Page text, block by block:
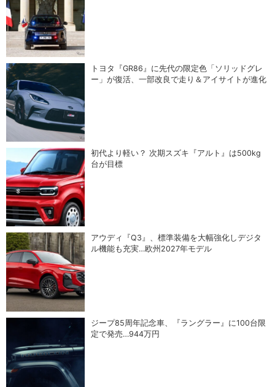
トヨタ『GR86』に先代の限定色「ソリッドグレ
ー」が復活、一部改良で走り＆アイサイトが進化
初代より軽い？ 次期スズキ『アルト』は500kg
台が目標
アウディ『Q3』、標準装備を大幅強化しデジタ
ル機能も充実…欧州2027年モデル
ジープ85周年記念車、『ラングラー』に100台限
定で発売…944万円